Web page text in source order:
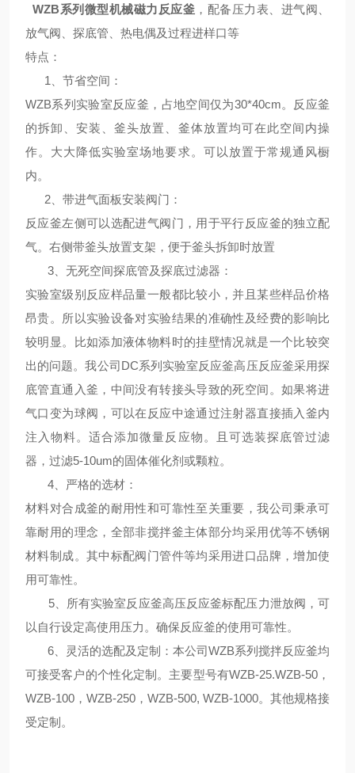
WZB系列微型机械磁力反应釜 ，配备压力表、进气阀、
放气阀、探底管、热电偶及过程进样口等
特点 ：
1、 节省空间 ：
WZB系列实验室反应釜，占地空间仅为30*40cm。反应釜
的拆卸、安装、釜头放置、釜体放置均可在此空间内操
作。大大降低实验室场地要求。可以放置于常规通风橱
内。
2、 带进气面板安装阀门 ：
反应釜左侧可以选配进气阀门，用于平行反应釜的独立配
气。右侧带釜头放置支架，便于釜头拆卸时放置
3、 无死空间探底管及探底过滤器 ：
实验室级别反应样品量一般都比较小，并且某些样品价格
昂贵。所以实验设备对实验结果的准确性及经费的影响比
较明显。比如添加液体物料时的挂壁情况就是一个比较突
出的问题。我公司DC系列 实验室反应釜高压反应釜采用探
底管直通入釜，中间没有转接头导致的死空间。如果将进
气口变为球阀，可以在反应中途通过注射器直接插入釜内
注入物料。适合添加微量反应物。且可选装探底管过滤
器，过滤5-10um的固体催化剂或颗粒。
4、 严格的选材 ：
材料对合成釜的耐用性和可靠性至关重要，我公司秉承可
靠耐用的理念，全部非搅拌釜主体部分均采用优等不锈钢
材料制成。其中标配阀门管件等均采用进口品牌，增加使
用可靠性。
5、
所有实验室反应釜高压反应釜标配压力泄放阀，可
以自行设定高使用压力。确保反应釜的使用可靠性。
6、
灵活的选配及定制 ：本公司WZB系列搅拌反应釜均
可接受客户的个性化定制。主要型号有WZB-25.WZB-50，
WZB-100， WZB-250， WZB-500, WZB-1000。其他规格接
受定制。